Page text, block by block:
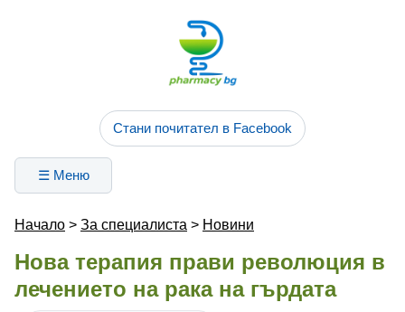
Стани почитател в Facebook
☰ Меню
Начало > За специалиста > Новини
Нова терапия прави революция в
лечението на рака на гърдата